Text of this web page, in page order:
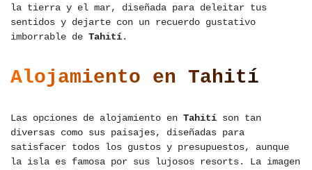
la tierra y el mar, diseñada para deleitar tus
sentidos y dejarte con un recuerdo gustativo
imborrable de Tahití.
Alojamiento en Tahití
Las opciones de alojamiento en Tahití son tan
diversas como sus paisajes, diseñadas para
satisfacer todos los gustos y presupuestos, aunque
la isla es famosa por sus lujosos resorts. La imagen